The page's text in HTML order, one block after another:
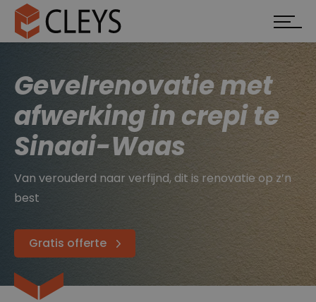
Gevelrenovatie met
afwerking in crepi te
Sinaai-Waas
Van verouderd naar verfijnd, dit is renovatie op z’n
best
Gratis offerte